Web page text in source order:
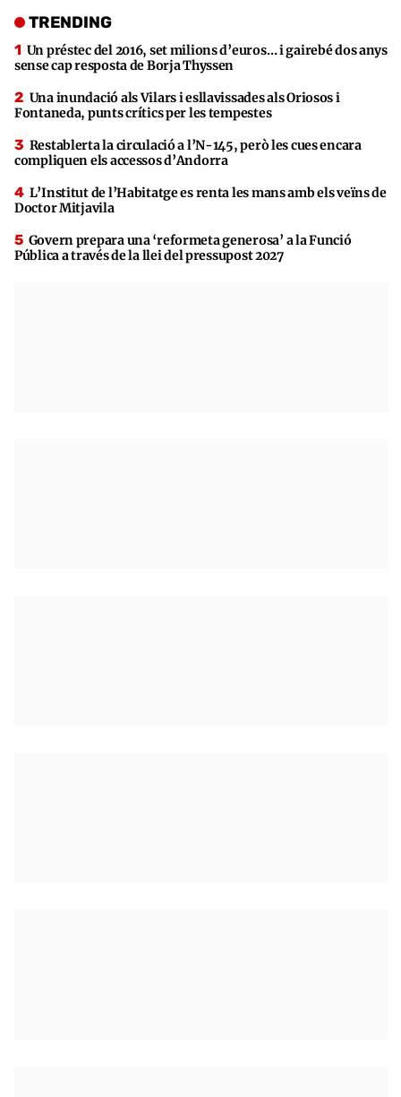
TRENDING
Un préstec del 2016, set milions d’euros… i gairebé dos anys
sense cap resposta de Borja Thyssen
Una inundació als Vilars i esllavissades als Oriosos i
Fontaneda, punts crítics per les tempestes
Restablerta la circulació a l’N-145, però les cues encara
compliquen els accessos d’Andorra
L’Institut de l’Habitatge es renta les mans amb els veïns de
Doctor Mitjavila
Govern prepara una ‘reformeta generosa’ a la Funció
Pública a través de la llei del pressupost 2027